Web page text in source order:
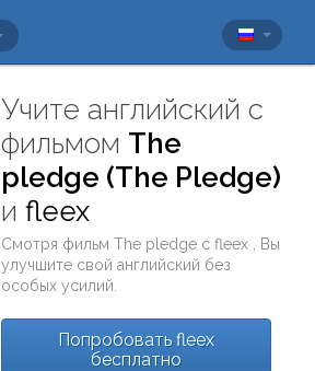
Учите английский с
фильмом The
pledge (The Pledge)
иfleex
Смотря фильмThe pledge сfleex
, Вы
улучшите свой английский без
особых усилий.
Попробовать fleex
бесплатно